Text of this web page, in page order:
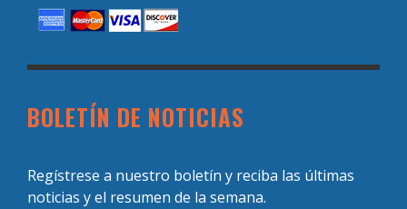
BOLETÍN DE NOTICIAS
Regístrese a nuestro boletín y reciba las últimas
noticias y el resumen de la semana.